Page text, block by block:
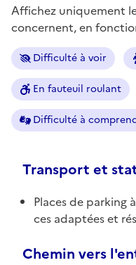
Affichez uniquement
concernent, en
Difficulté à voir
En fauteuil roulant
Difficulté à
Transport et
Places de parking
ces adaptées et
Chemin vers